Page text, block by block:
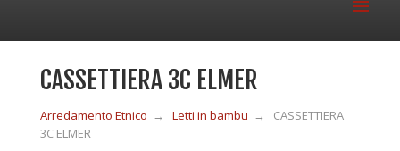
MOBILI IN LEGNO
CASSETTIERA 3C ELMER
Arredamento Etnico → Letti in bambu →
CASSETTIERA
3C ELMER